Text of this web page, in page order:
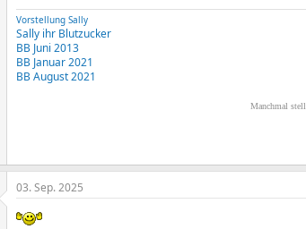
Vorstellung Sally
Sally ihr Blutzucker
BB Juni 2013
BB Januar 2021
BB August 2021
Manchmal
03. Sep. 2025